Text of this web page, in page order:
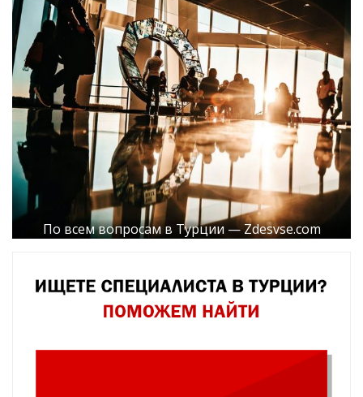
По всем вопросам в Турции — Zdesvse.com